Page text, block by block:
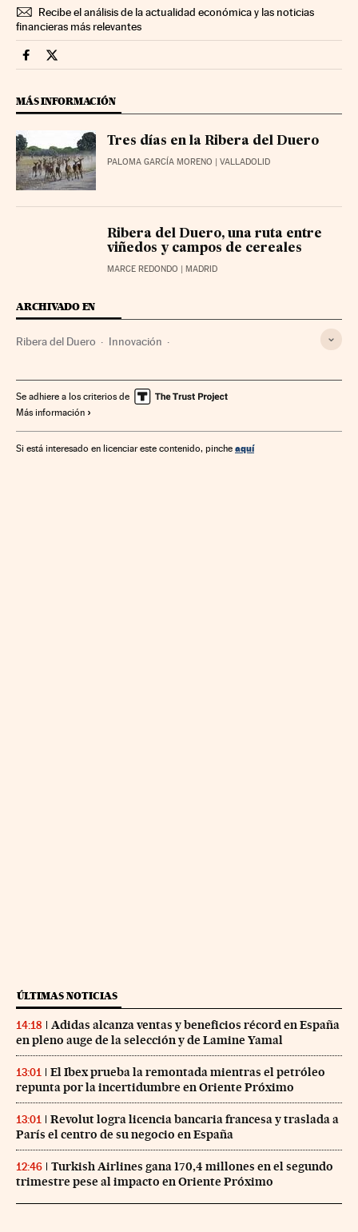
Recibe el análisis de la actualidad económica y las noticias
financieras más relevantes
Fortunas Cinco Días en Facebook
Fortunas Cinco Días en Twitter
MÁS INFORMACIÓN
Tres días en la Ribera del Duero
PALOMA GARCÍA MORENO | VALLADOLID
Ribera del Duero, una ruta entre
viñedos y campos de cereales
MARCE REDONDO | MADRID
ARCHIVADO EN
Ribera del Duero Innovación
Telefónica Bodegas Ciencia Comarcas
Castilla y León Política científica Sector vitivinícola
Se adhiere a los criterios de
Más información
Si está interesado en licenciar este contenido, pinche aquí
ÚLTIMAS NOTICIAS
14:18
Adidas alcanza ventas y beneficios récord en España
en pleno auge de la selección y de Lamine Yamal
13:01
El Ibex prueba la remontada mientras el petróleo
repunta por la incertidumbre en Oriente Próximo
13:01
Revolut logra licencia bancaria francesa y traslada a
París el centro de su negocio en España
12:46
Turkish Airlines gana 170,4 millones en el segundo
trimestre pese al impacto en Oriente Próximo